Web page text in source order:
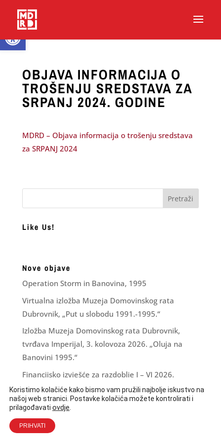
Open toolbar
OBJAVA INFORMACIJA O
TROŠENJU SREDSTAVA ZA
SRPANJ 2024. GODINE
MDRD – Objava informacija o trošenju sredstava
za SRPANJ 2024
Like Us!
Nove objave
Operation Storm in Banovina, 1995
Virtualna izložba Muzeja Domovinskog rata
Dubrovnik, „Put u slobodu 1991.-1995.“
Izložba Muzeja Domovinskog rata Dubrovnik,
tvrđava Imperijal, 3. kolovoza 2026. „Oluja na
Banovini 1995.“
Financijsko izvješće za razdoblje I – VI 2026.
LJUBAV ZNA ŠTO JOJ JE ČINITI
Koristimo kolačiće kako bismo vam pružili najbolje iskustvo na
našoj web stranici. Postavke kolačića možete kontrolirati i
prilagođavati ovdje.
PRIHVATI